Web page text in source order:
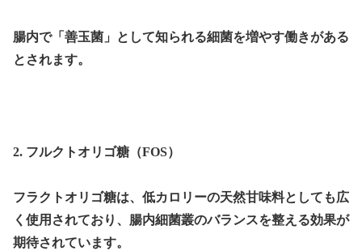
腸内で「善玉菌」として知られる細菌を増やす働きがある
とされます。
2. フルクトオリゴ糖（FOS）
フラクトオリゴ糖は、低カロリーの天然甘味料としても広
く使用されており、腸内細菌叢のバランスを整える効果が
期待されています。